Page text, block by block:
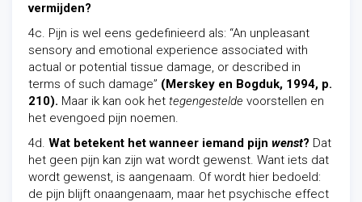
vermijden?
4c. Pijn is wel eens gedefinieerd als: “An unpleasant
sensory and emotional experience associated with
actual or potential tissue damage, or described in
terms of such damage” (Merskey en Bogduk, 1994, p.
210). Maar ik kan ook het tegengestelde voorstellen en
het evengoed pijn noemen.
4d. Wat betekent het wanneer iemand pijn wenst? Dat
het geen pijn kan zijn wat wordt gewenst. Want iets dat
wordt gewenst, is aangenaam. Of wordt hier bedoeld:
de pijn blijft onaangenaam, maar het psychische effect